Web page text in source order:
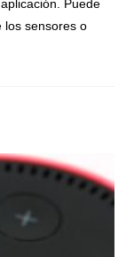
Puede
los sensores o